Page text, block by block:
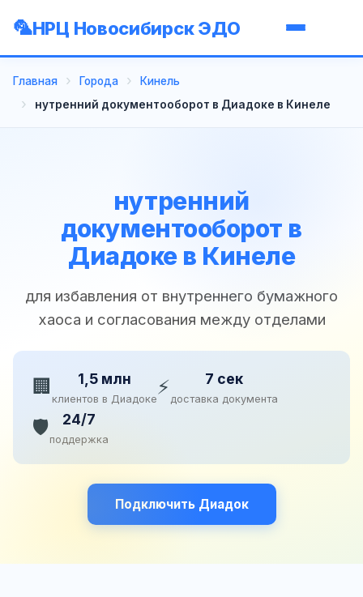
НРЦ Новосибирск ЭДО
Главная Города
Кинель
нутренний документооборот в Диадоке в Кинеле
нутренний
документооборот в
Диадоке в Кинеле
для избавления от внутреннего бумажного
хаоса и согласования между отделами
🏢 1,5 млн
клиентов в Диадоке⚡ 7 сек
доставка документа
🛡️ 24/7
поддержка
Подключить Диадок